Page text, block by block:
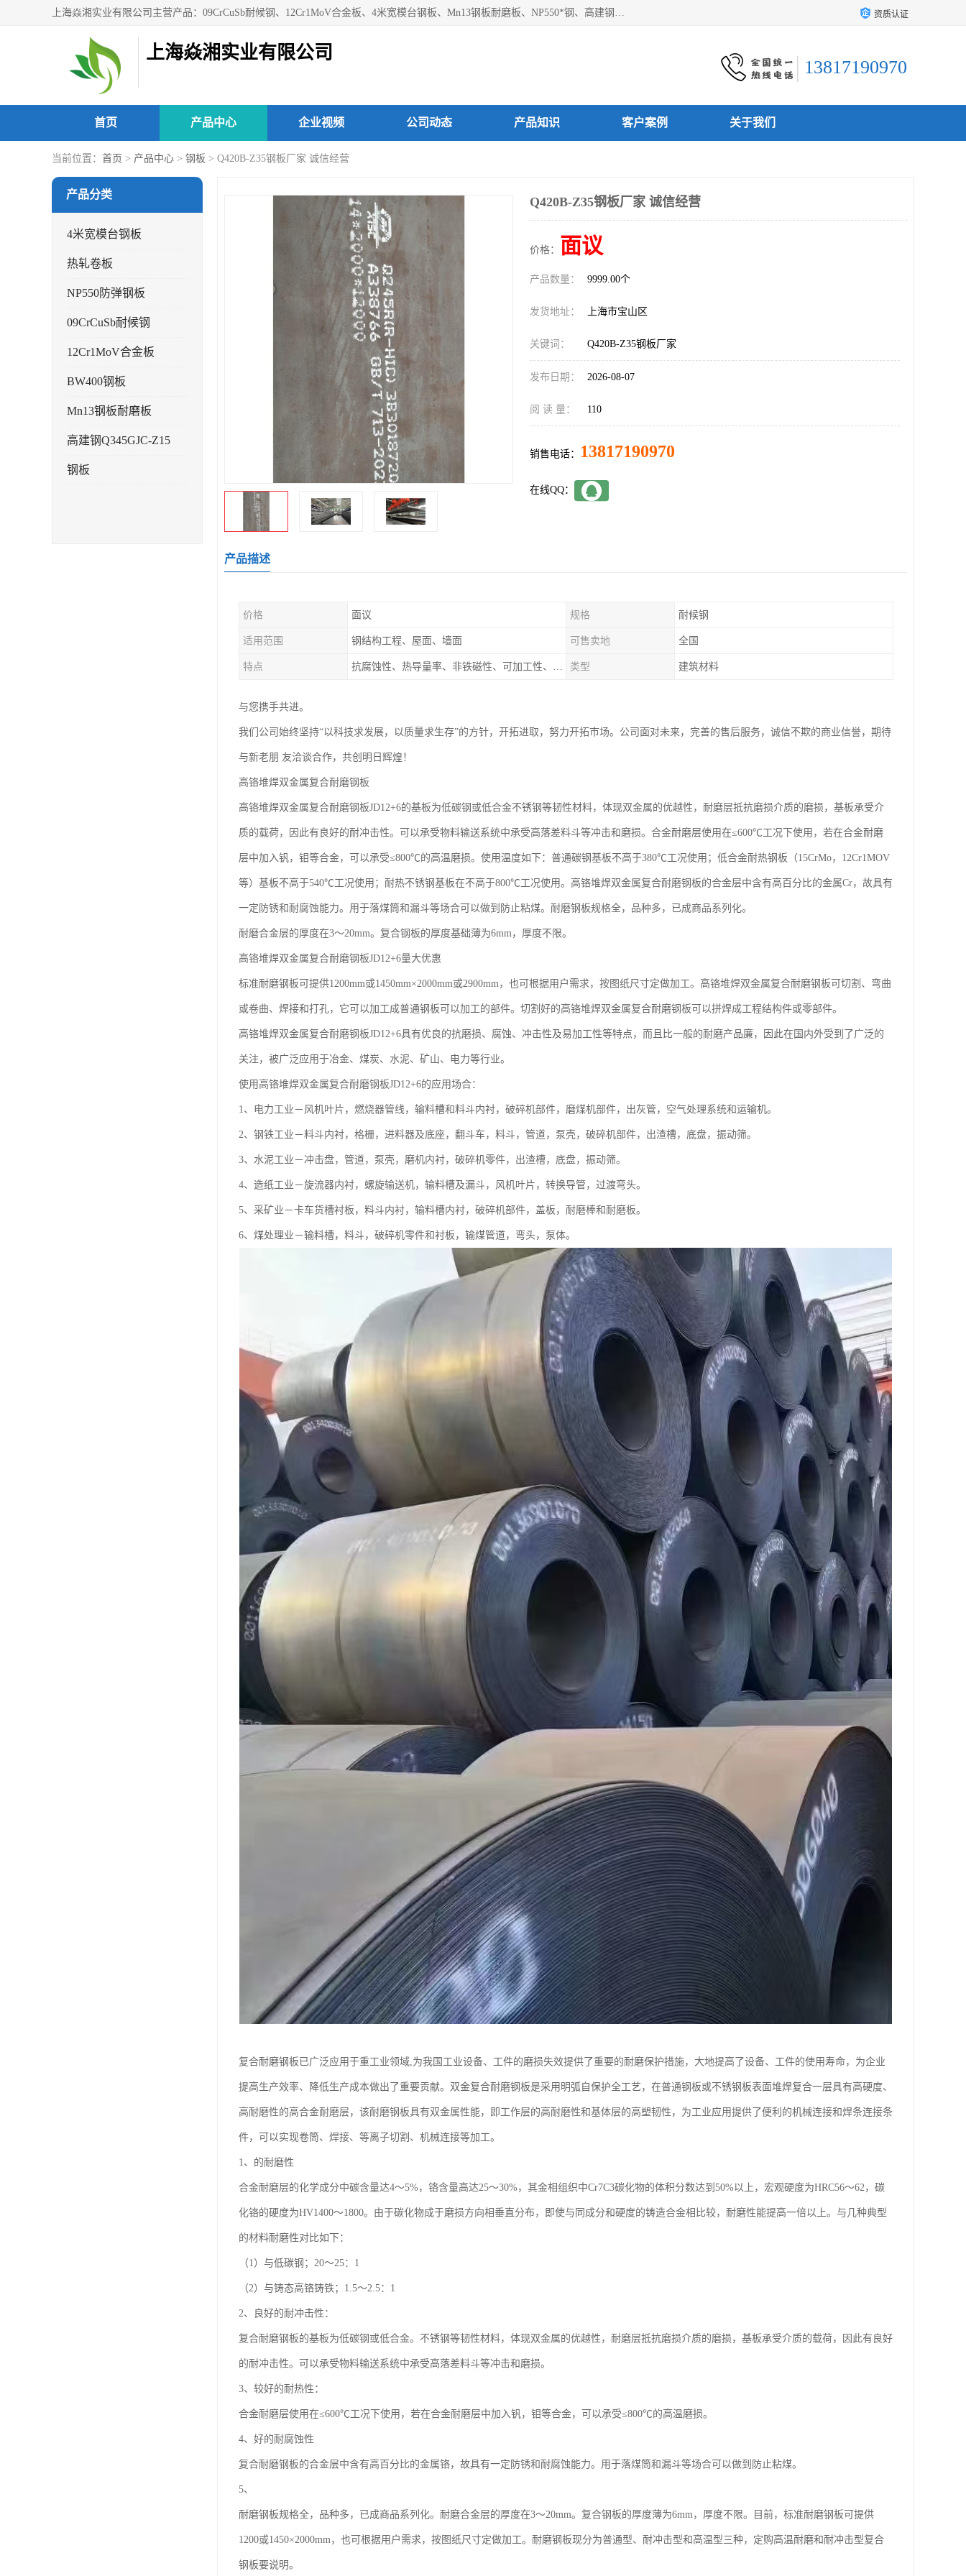
上海焱湘实业有限公司主营产品：09CrCuSb耐候钢、12Cr1MoV合金板、4米宽模台钢板、Mn13钢板耐磨板、NP550*钢、高建钢Q345GJC-Z15等；欢迎前来咨询选购。 资质认证
上海焱湘实业有限公司
13817190970
首页 产品中心 企业视频 公司动态 产品知识 客户案例 关于我们
当前位置： 首页 > 产品中心 > 钢板 > Q420B-Z35钢板厂家 诚信经营
产品分类
4米宽模台钢板
热轧卷板
NP550防弹钢板
09CrCuSb耐候钢
12Cr1MoV合金板
BW400钢板
Mn13钢板耐磨板
高建钢Q345GJC-Z15
钢板
Q420B-Z35钢板厂家 诚信经营
价格： 面议
产品数量： 9999.00个
发货地址： 上海市宝山区
关键词： Q420B-Z35钢板厂家
发布日期： 2026-08-07
阅 读 量： 110
销售电话： 13817190970
在线QQ：
产品描述
价格 面议 规格 耐候钢
适用范围 钢结构工程、屋面、墙面 可售卖地 全国
特点 抗腐蚀性、热导量率、非铁磁性、可加工性、可成形性、回收性 类型 建筑材料
与您携手共进。
我们公司始终坚持“以科技求发展，以质量求生存”的方针，开拓进取，努力开拓市场。公司面对未来，完善的售后服务，诚信不欺的商业信誉，期待
与新老朋 友洽谈合作，共创明日辉煌！
高铬堆焊双金属复合耐磨钢板
高铬堆焊双金属复合耐磨钢板JD12+6的基板为低碳钢或低合金不锈钢等韧性材料，体现双金属的优越性，耐磨层抵抗磨损介质的磨损，基板承受介
质的载荷，因此有良好的耐冲击性。可以承受物料输送系统中承受高落差料斗等冲击和磨损。合金耐磨层使用在≤600℃工况下使用，若在合金耐磨
层中加入钒，钼等合金，可以承受≤800℃的高温磨损。使用温度如下：普通碳钢基板不高于380℃工况使用；低合金耐热钢板（15CrMo，12Cr1MOV
等）基板不高于540℃工况使用；耐热不锈钢基板在不高于800℃工况使用。高铬堆焊双金属复合耐磨钢板的合金层中含有高百分比的金属Cr，故具有
一定防锈和耐腐蚀能力。用于落煤筒和漏斗等场合可以做到防止粘煤。耐磨钢板规格全，品种多，已成商品系列化。
耐磨合金层的厚度在3～20mm。复合钢板的厚度基础薄为6mm，厚度不限。
高铬堆焊双金属复合耐磨钢板JD12+6量大优惠
标准耐磨钢板可提供1200mm或1450mm×2000mm或2900mm，也可根据用户需求，按图纸尺寸定做加工。高铬堆焊双金属复合耐磨钢板可切割、弯曲
或卷曲、焊接和打孔，它可以加工成普通钢板可以加工的部件。切割好的高铬堆焊双金属复合耐磨钢板可以拼焊成工程结构件或零部件。
高铬堆焊双金属复合耐磨钢板JD12+6具有优良的抗磨损、腐蚀、冲击性及易加工性等特点，而且比一般的耐磨产品廉，因此在国内外受到了广泛的
关注，被广泛应用于冶金、煤炭、水泥、矿山、电力等行业。
使用高铬堆焊双金属复合耐磨钢板JD12+6的应用场合：
1、电力工业－风机叶片，燃烧器管线，输料槽和料斗内衬，破碎机部件，磨煤机部件，出灰管，空气处理系统和运输机。
2、钢铁工业－料斗内衬，格栅，进料器及底座，翻斗车，料斗，管道，泵壳，破碎机部件，出渣槽，底盘，振动筛。
3、水泥工业－冲击盘，管道，泵壳，磨机内衬，破碎机零件，出渣槽，底盘，振动筛。
4、造纸工业－旋流器内衬，螺旋输送机，输料槽及漏斗，风机叶片，转换导管，过渡弯头。
5、采矿业－卡车货槽衬板，料斗内衬，输料槽内衬，破碎机部件，盖板，耐磨棒和耐磨板。
6、煤处理业－输料槽，料斗，破碎机零件和衬板，输煤管道，弯头，泵体。
复合耐磨钢板已广泛应用于重工业领域,为我国工业设备、工件的磨损失效提供了重要的耐磨保护措施，大地提高了设备、工件的使用寿命，为企业
提高生产效率、降低生产成本做出了重要贡献。双金复合耐磨钢板是采用明弧自保护全工艺，在普通钢板或不锈钢板表面堆焊复合一层具有高硬度、
高耐磨性的高合金耐磨层，该耐磨钢板具有双金属性能，即工作层的高耐磨性和基体层的高塑韧性，为工业应用提供了便利的机械连接和焊条连接条
件，可以实现卷筒、焊接、等离子切割、机械连接等加工。
1、的耐磨性
合金耐磨层的化学成分中碳含量达4～5%，铬含量高达25～30%，其金相组织中Cr7C3碳化物的体积分数达到50%以上，宏观硬度为HRC56～62，碳
化铬的硬度为HV1400～1800。由于碳化物成于磨损方向相垂直分布，即使与同成分和硬度的铸造合金相比较，耐磨性能提高一倍以上。与几种典型
的材料耐磨性对比如下：
（1）与低碳钢；20～25：1
（2）与铸态高铬铸铁；1.5～2.5：1
2、良好的耐冲击性：
复合耐磨钢板的基板为低碳钢或低合金。不锈钢等韧性材料，体现双金属的优越性，耐磨层抵抗磨损介质的磨损，基板承受介质的载荷，因此有良好
的耐冲击性。可以承受物料输送系统中承受高落差料斗等冲击和磨损。
3、较好的耐热性：
合金耐磨层使用在≤600℃工况下使用，若在合金耐磨层中加入钒，钼等合金，可以承受≤800℃的高温磨损。
4、好的耐腐蚀性
复合耐磨钢板的合金层中含有高百分比的金属铬，故具有一定防锈和耐腐蚀能力。用于落煤筒和漏斗等场合可以做到防止粘煤。
5、
耐磨钢板规格全，品种多，已成商品系列化。耐磨合金层的厚度在3～20mm。复合钢板的厚度薄为6mm，厚度不限。目前，标准耐磨钢板可提供
1200或1450×2000mm，也可根据用户需求，按图纸尺寸定做加工。耐磨钢板现分为普通型、耐冲击型和高温型三种，定购高温耐磨和耐冲击型复合
钢板要说明。